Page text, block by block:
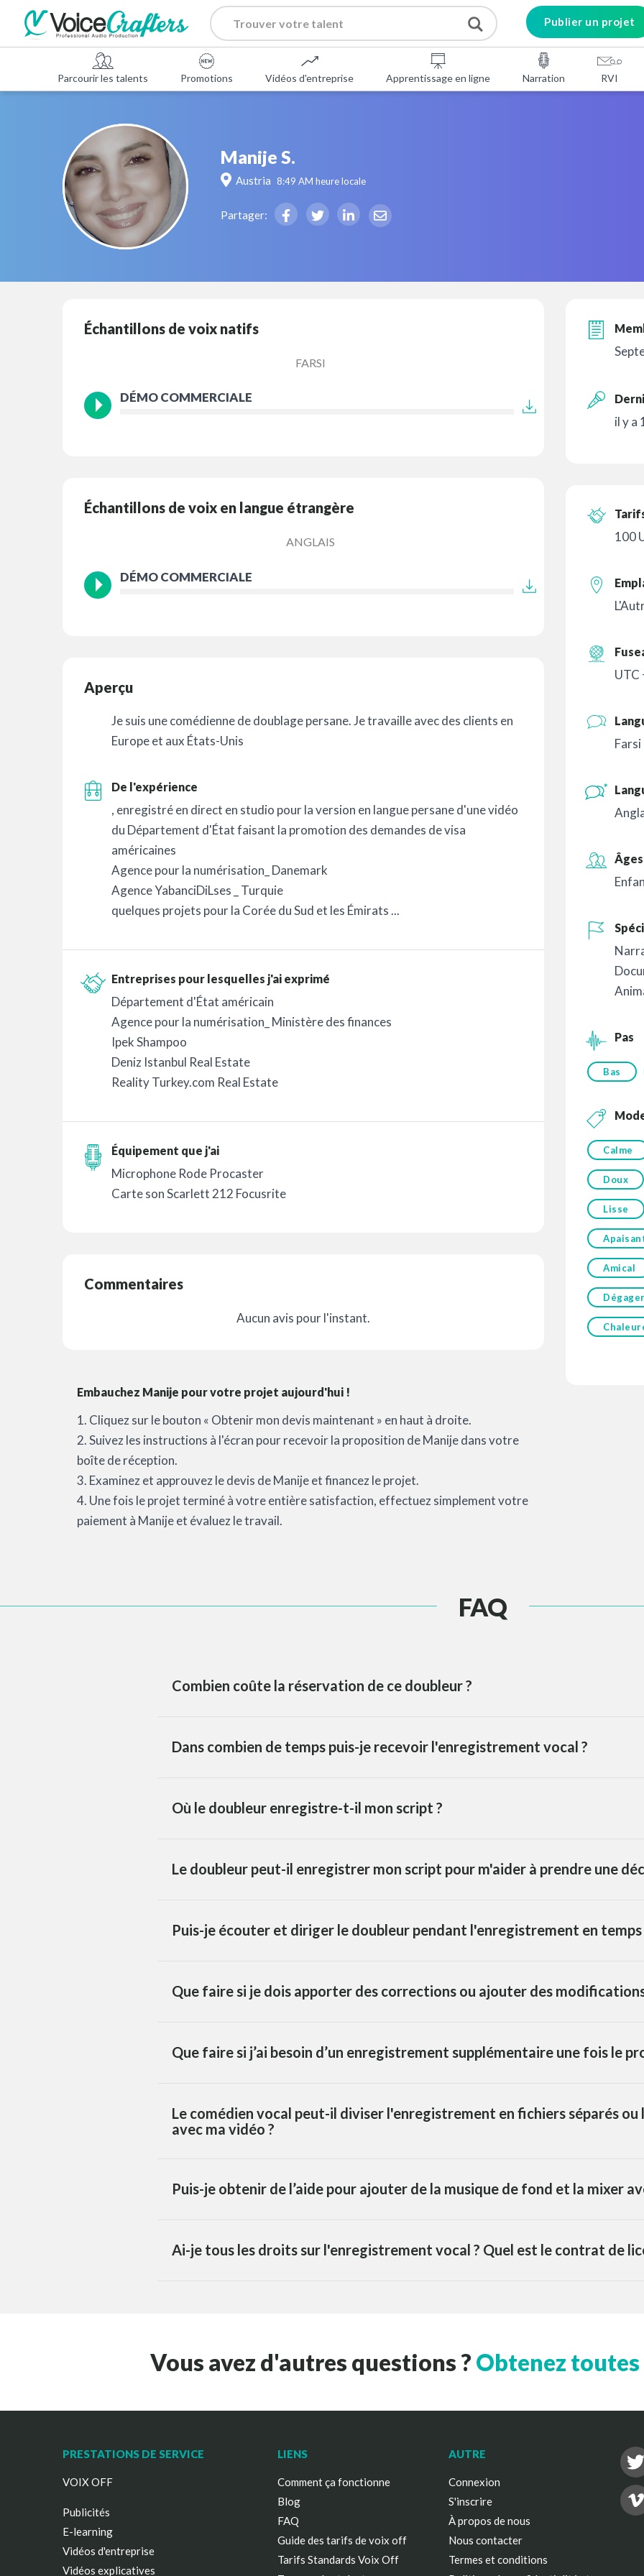
Publier un projet
Parcourir les talents Promotions Vidéos d'entreprise Apprentissage en ligne Narration RVI
Manije S.
Austria 8:49 AM heure locale
Partager:
Échantillons de voix natifs
FARSI
DÉMO COMMERCIALE
Échantillons de voix en langue étrangère
ANGLAIS
DÉMO COMMERCIALE
Aperçu
Je suis une comédienne de doublage persane. Je travaille avec des clients en
Europe et aux États-Unis
De l'expérience
, enregistré en direct en studio pour la version en langue persane d'une vidéo
du Département d'État faisant la promotion des demandes de visa
américaines
Agence pour la numérisation_ Danemark
Agence YabanciDiLses _ Turquie
quelques projets pour la Corée du Sud et les Émirats ...
Entreprises pour lesquelles j'ai exprimé
Département d'État américain
Agence pour la numérisation_ Ministère des finances
Ipek Shampoo
Deniz Istanbul Real Estate
Reality Turkey.com Real Estate
Équipement que j'ai
Microphone Rode Procaster
Carte son Scarlett 212 Focusrite
Commentaires
Aucun avis pour l'instant.
Embauchez Manije pour votre projet aujourd'hui !
1. Cliquez sur le bouton « Obtenir mon devis maintenant » en haut à droite.
2. Suivez les instructions à l'écran pour recevoir la proposition de Manije dans votre
boîte de réception.
3. Examinez et approuvez le devis de Manije et financez le projet.
4. Une fois le projet terminé à votre entière satisfaction, effectuez simplement votre
paiement à Manije et évaluez le travail.
il y a
100
UTC
Farsi
Pas
Bas
Calme
Doux
Lisse
Amical
Dégager
FAQ
Combien coûte la réservation de ce doubleur ?
Dans combien de temps puis-je recevoir l'enregistrement vocal ?
Où le doubleur enregistre-t-il mon script ?
Le doubleur peut-il enregistrer mon script pour m'aider à prendre une
Puis-je écouter et diriger le doubleur pendant l'enregistrement en temps
Que faire si je dois apporter des corrections ou ajouter des
Que faire si j’ai besoin d’un enregistrement supplémentaire une fois le
Le comédien vocal peut-il diviser l'enregistrement en fichiers séparés ou
avec ma vidéo ?
Puis-je obtenir de l’aide pour ajouter de la musique de fond et la mixer
Ai-je tous les droits sur l'enregistrement vocal ? Quel est le contrat de
Vous avez d'autres questions ? Obtenez toutes
PRESTATIONS DE SERVICE
VOIX OFF
Publicités
E-learning
Vidéos d'entreprise
Vidéos explicatives
LIENS
Comment ça fonctionne
Blog
FAQ
Guide des tarifs de voix off
Tarifs Standards Voix Off
AUTRE
Connexion
S'inscrire
À propos de nous
Nous contacter
Termes et conditions